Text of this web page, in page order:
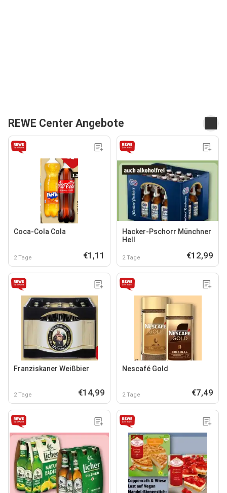
REWE Center Angebote
Coca-Cola Cola
2 Tage €1,11
Hacker-Pschorr Münchner
Hell
2 Tage €12,99
Franziskaner Weißbier
2 Tage €14,99
Nescafé Gold
2 Tage €7,49